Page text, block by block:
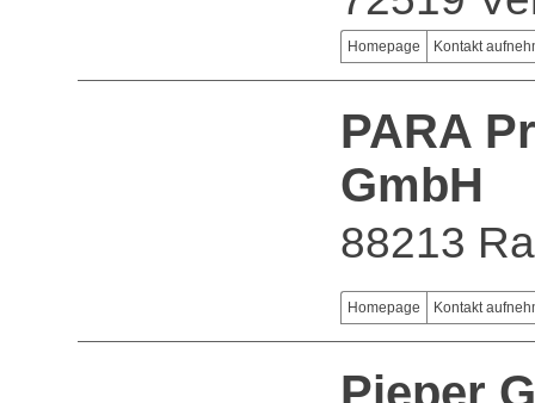
Homepage Kontakt
PARA
GmbH
88213
Homepage Kontakt
Pieper